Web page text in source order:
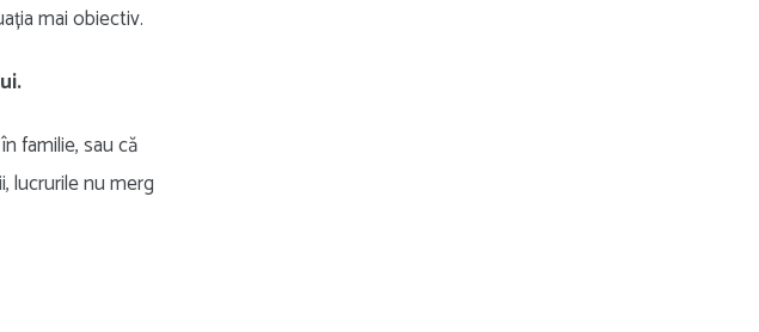
mai obiectiv.
familie, sau că
lucrurile nu merg